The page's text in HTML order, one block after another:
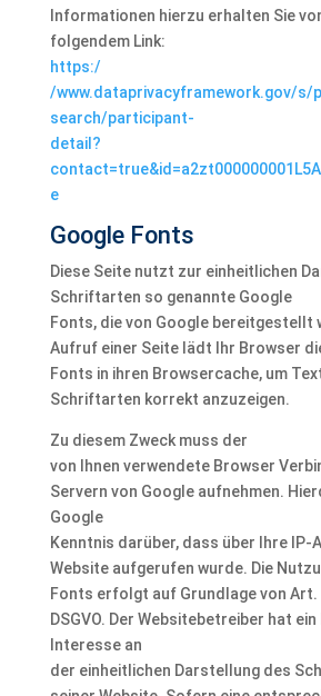
Informationen hierzu erhalten Sie
folgendem Link:
https:/
/www.dataprivacyframework.gov/s/
search/participant-
detail?
e
Google Fonts
Diese Seite nutzt zur einheitlichen
Schriftarten so genannte Google
Fonts, die von Google bereitgestellt
Aufruf einer Seite lädt Ihr Browser
Fonts in ihren Browsercache, um
Schriftarten korrekt anzuzeigen.
Zu diesem Zweck muss der
von Ihnen verwendete Browser
Servern von Google aufnehmen.
Google
Kenntnis darüber, dass über Ihre IP-
Website aufgerufen wurde. Die
Fonts erfolgt auf Grundlage von Art.
DSGVO. Der Websitebetreiber hat
Interesse an
der einheitlichen Darstellung des